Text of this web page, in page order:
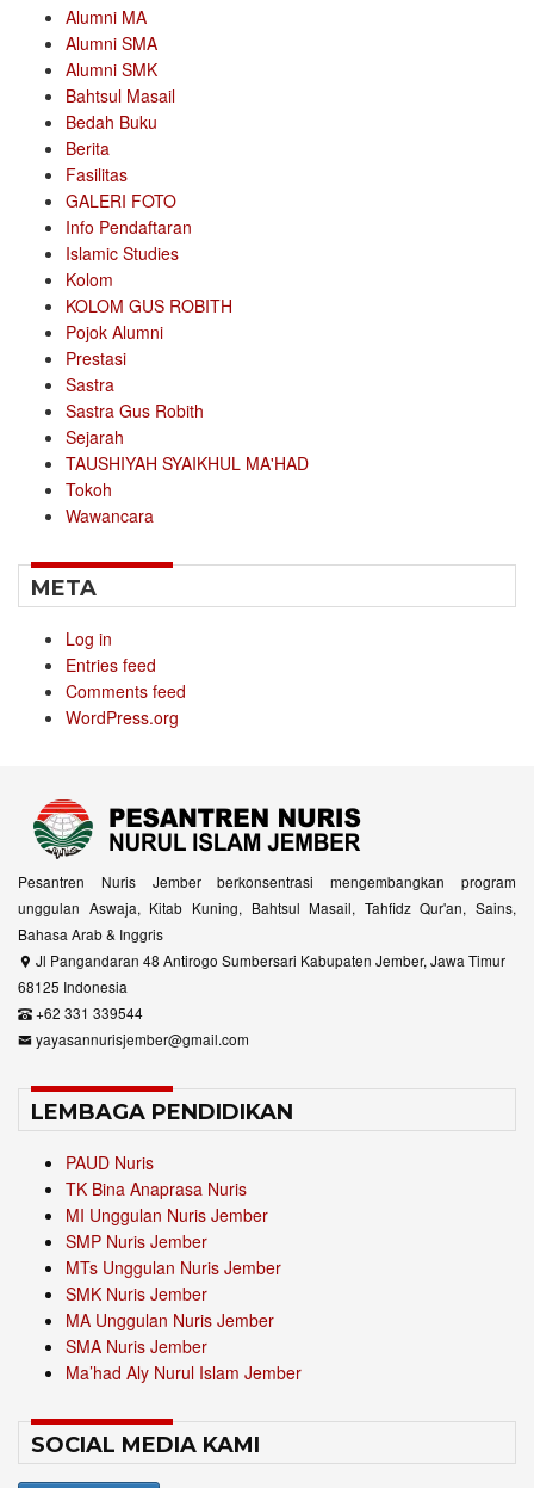
Alumni MA
Alumni SMA
Alumni SMK
Bahtsul Masail
Bedah Buku
Berita
Fasilitas
GALERI FOTO
Info Pendaftaran
Islamic Studies
Kolom
KOLOM GUS ROBITH
Pojok Alumni
Prestasi
Sastra
Sastra Gus Robith
Sejarah
TAUSHIYAH SYAIKHUL MA'HAD
Tokoh
Wawancara
META
Log in
Entries feed
Comments feed
WordPress.org
Pesantren Nuris Jember berkonsentrasi mengembangkan program
unggulan Aswaja, Kitab Kuning, Bahtsul Masail, Tahfidz Qur'an, Sains,
Bahasa Arab & Inggris
Jl Pangandaran 48 Antirogo Sumbersari Kabupaten Jember, Jawa Timur
68125 Indonesia
+62 331 339544
yayasannurisjember@gmail.com
LEMBAGA PENDIDIKAN
PAUD Nuris
TK Bina Anaprasa Nuris
MI Unggulan Nuris Jember
SMP Nuris Jember
MTs Unggulan Nuris Jember
SMK Nuris Jember
MA Unggulan Nuris Jember
SMA Nuris Jember
Ma’had Aly Nurul Islam Jember
SOCIAL MEDIA KAMI